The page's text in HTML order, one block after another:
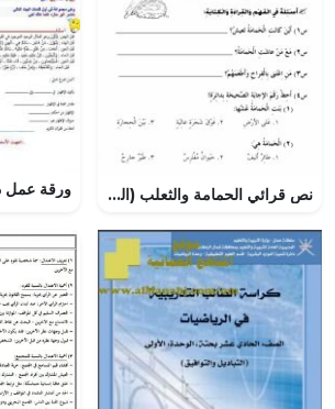
نص قرائي الحمامة والثعلب (القطعة الأولى) (لغة عربية) الثالث